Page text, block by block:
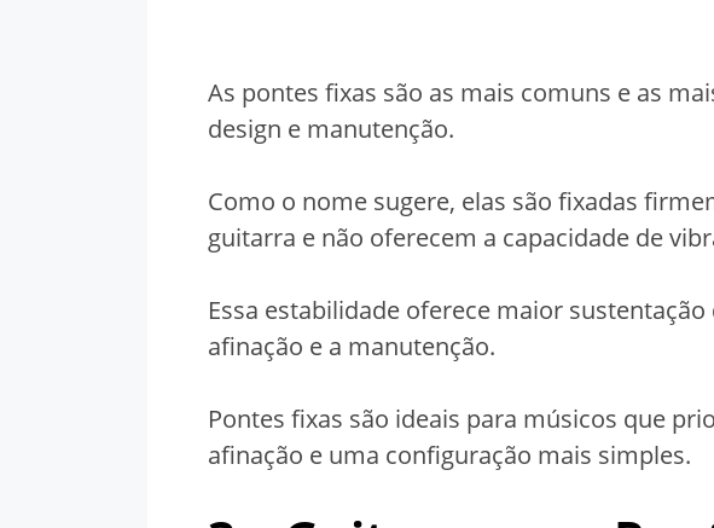
As pontes fixas são as mais comuns e as
design e manutenção.
Como o nome sugere, elas são fixadas
guitarra e não oferecem a capacidade de
Essa estabilidade oferece maior
afinação e a manutenção.
Pontes fixas são ideais para músicos que
afinação e uma configuração mais simples.